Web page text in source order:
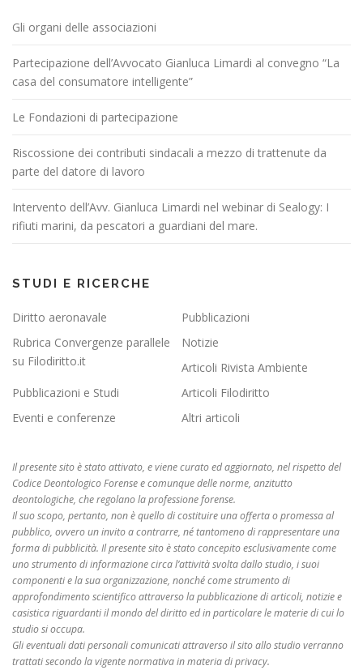
Gli organi delle associazioni
Partecipazione dell’Avvocato Gianluca Limardi al convegno “La
casa del consumatore intelligente”
Le Fondazioni di partecipazione
Riscossione dei contributi sindacali a mezzo di trattenute da
parte del datore di lavoro
Intervento dell’Avv. Gianluca Limardi nel webinar di Sealogy: I
rifiuti marini, da pescatori a guardiani del mare.
STUDI E RICERCHE
Diritto aeronavale
Pubblicazioni
Rubrica Convergenze parallele
su Filodiritto.it
Notizie
Articoli Rivista Ambiente
Pubblicazioni e Studi
Articoli Filodiritto
Eventi e conferenze
Altri articoli
Il presente sito è stato attivato, e viene curato ed aggiornato, nel rispetto del
Codice Deontologico Forense e comunque delle norme, anzitutto
deontologiche, che regolano la professione forense.
Il suo scopo, pertanto, non è quello di costituire una offerta o promessa al
pubblico, ovvero un invito a contrarre, né tantomeno di rappresentare una
forma di pubblicità. Il presente sito è stato concepito esclusivamente come
uno strumento di informazione circa l’attività svolta dallo studio, i suoi
componenti e la sua organizzazione, nonché come strumento di
approfondimento scientifico attraverso la pubblicazione di articoli, notizie e
casistica riguardanti il mondo del diritto ed in particolare le materie di cui lo
studio si occupa.
Gli eventuali dati personali comunicati attraverso il sito allo studio verranno
trattati secondo la vigente normativa in materia di privacy.